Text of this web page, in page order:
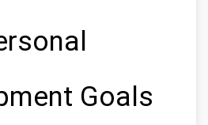
Goals